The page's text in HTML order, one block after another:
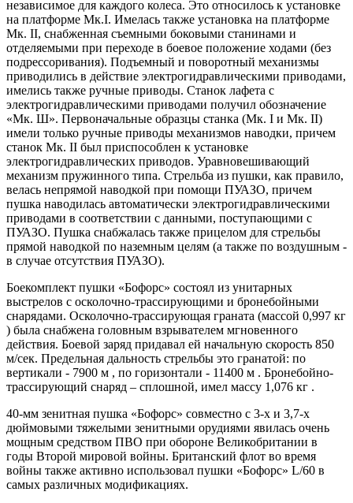
независимое для каждого колеса. Это относилось к установке
на платформе Мк.I. Имелась также установка на платформе
Мк. II, снабженная съемными боковыми станинами и
отделяемыми при переходе в боевое положение ходами (без
подрессоривания). Подъемный и поворотный механизмы
приводились в действие электрогидравлическими приводами,
имелись также ручные приводы. Станок лафета с
электрогидравлическими приводами получил обозначение
«Мк. Ш». Первоначальные образцы станка (Мк. I и Мк. II)
имели только ручные приводы механизмов наводки, причем
станок Мк. II был приспособлен к установке
электрогидравлических приводов. Уравновешивающий
механизм пружинного типа. Стрельба из пушки, как правило,
велась непрямой наводкой при помощи ПУАЗО, причем
пушка наводилась автоматически электрогидравлическими
приводами в соответствии с данными, поступающими с
ПУАЗО. Пушка снабжалась также прицелом для стрельбы
прямой наводкой по наземным целям (а также по воздушным -
в случае отсутствия ПУАЗО).
Боекомплект пушки «Бофорс» состоял из унитарных
выстрелов с осколочно-трассирующими и бронебойными
снарядами. Осколочно-трассирующая граната (массой 0,997 кг
) была снабжена головным взрывателем мгновенного
действия. Боевой заряд придавал ей начальную скорость 850
м/сек. Предельная дальность стрельбы это гранатой: по
вертикали - 7900 м , по горизонтали - 11400 м . Бронебойно-
трассирующий снаряд – сплошной, имел массу 1,076 кг .
40-мм зенитная пушка «Бофорс» совместно с 3-х и 3,7-х
дюймовыми тяжелыми зенитными орудиями явилась очень
мощным средством ПВО при обороне Великобритании в
годы Второй мировой войны. Британский флот во время
войны также активно использовал пушки «Бофорс» L/60 в
самых различных модификациях.